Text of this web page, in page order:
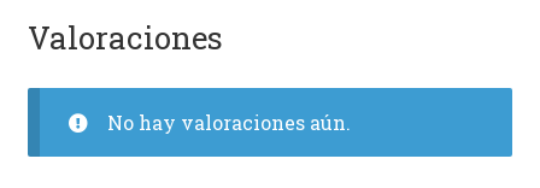
Valoraciones
No hay valoraciones aún.